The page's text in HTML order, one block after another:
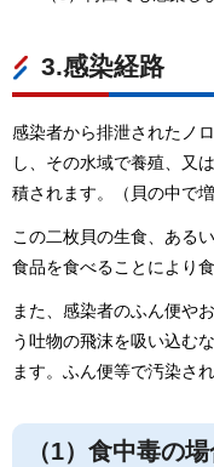
3.感染経路
感染者から排泄されたノ
し、その水域で養殖、又
積されます。（貝の中で
この二枚貝の生食、ある
食品を食べることにより
また、感染者のふん便や
う吐物の飛沫を吸い込む
ます。ふん便等で汚染さ
（1）食中毒の